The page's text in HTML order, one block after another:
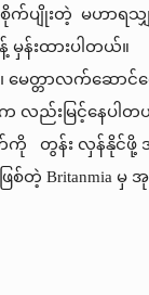
ျိုးတဲ့ မဟာရသျှ
မှန်းထားပါတယ်။
မေတ္တာလက်ဆောင်
လည်းမြင့်နေပါ
း လှန်နိုင်ဖို့ အတွက်
တဲ့ Britanmia မှ